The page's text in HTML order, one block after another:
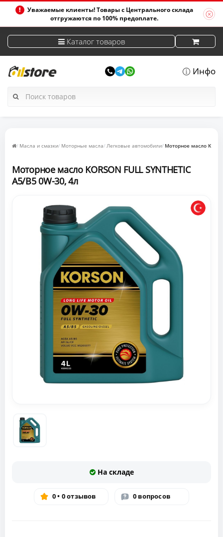
Уважаемые клиенты! Товары с Центрального склада
отгружаются по 100% предоплате.
Каталог товаров
Инфо
Масла и смазки Моторные масла Легковые автомобили Моторное масло
Моторное масло KORSON FULL SYNTHETIC
A5/B5 0W-30, 4л
На складе
0 • 0 отзывов 0 вопросов